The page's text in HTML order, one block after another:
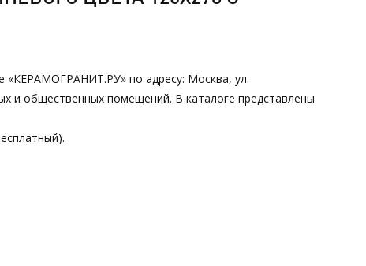
«КЕРАМОГРАНИТ.РУ» по адресу: Москва, ул.
и общественных помещений. В каталоге представлены